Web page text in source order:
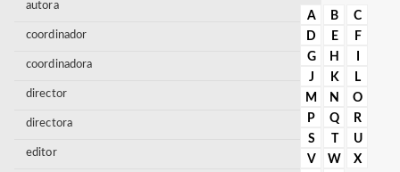
autora
coordinador
coordinadora
director
directora
editor
A B
C
D
E
F
G
H
J
K
L
M
N
O
P
Q
R
S
T
U
V
W
X